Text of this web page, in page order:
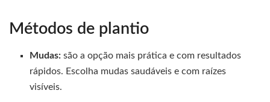
Métodos de plantio
Mudas: são a opção mais prática e com resultados
rápidos. Escolha mudas saudáveis e com raízes
visíveis.